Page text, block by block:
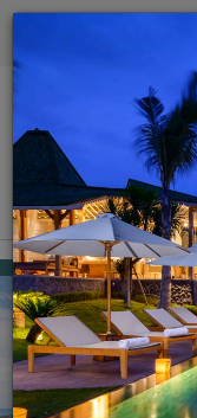
Vue sur la carte
Mae Nam beach
Vos paramètres de